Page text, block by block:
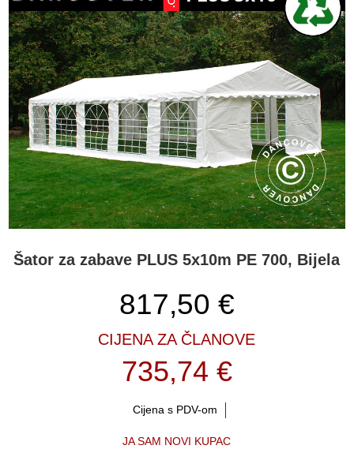
Šator za zabave PLUS 5x10m PE 700, Bijela
817,50 €
CIJENA ZA ČLANOVE
735,74 €
Cijena s PDV-om
JA SAM NOVI KUPAC